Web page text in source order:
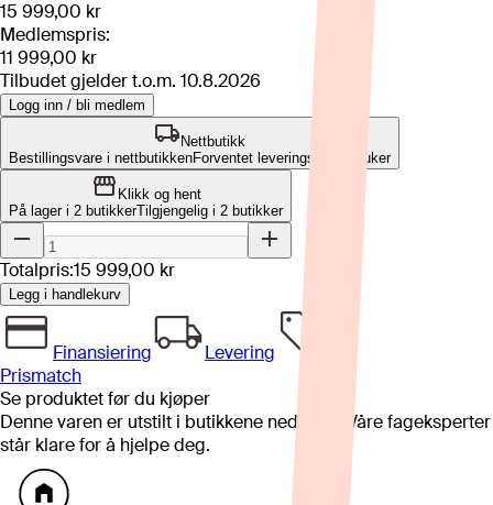
15 999,00 kr
Medlemspris:
11 999,00 kr
Tilbudet gjelder t.o.m. 10.8.2026
Logg inn / bli medlem
Nettbutikk
Bestillingsvare i nettbutikkenForventet leveringstid: 1-2 uker
Klikk og hent
På lager i 2 butikkerTilgjengelig i 2 butikker
Totalpris:15 999,00 kr
Legg i handlekurv
Finansiering
Levering
Prismatch
Se produktet før du kjøper
Denne varen er utstilt i butikkene nedenfor. Våre fageksperter
står klare for å hjelpe deg.